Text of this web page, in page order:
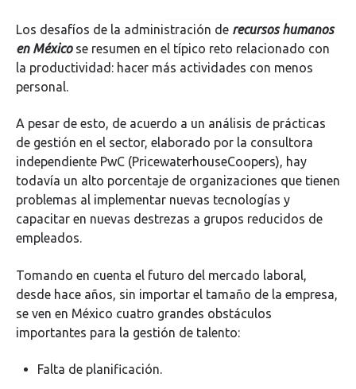
Los desafíos de la administración de recursos humanos
en Méxicose resumen en el típico reto relacionado con
la productividad: hacer más actividades con menos
personal.
A pesar de esto, de acuerdo a un análisis de prácticas
de gestión en el sector, elaborado por la consultora
independiente PwC (PricewaterhouseCoopers), hay
todavía un alto porcentaje de organizaciones que tienen
problemas al implementar nuevas tecnologías y
capacitar en nuevas destrezas a grupos reducidos de
empleados.
Tomando en cuenta el futuro del mercado laboral,
desde hace años, sin importar el tamaño de la empresa,
se ven en México cuatro grandes obstáculos
importantes para la gestión de talento:
Falta de planificación.